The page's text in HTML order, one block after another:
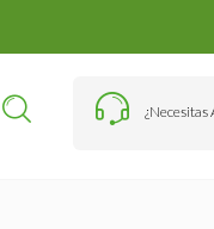
¿Necesitas